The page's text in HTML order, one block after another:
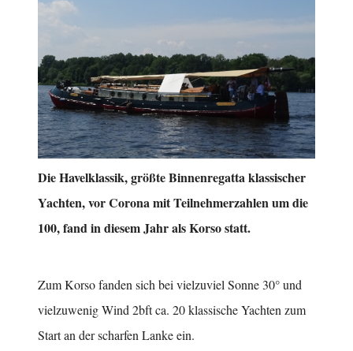
Die Havelklassik, größte Binnenregatta klassischer
Yachten, vor Corona mit Teilnehmerzahlen um die
100, fand in diesem Jahr als Korso statt.
Zum Korso fanden sich bei vielzuviel Sonne 30° und
vielzuwenig Wind 2bft ca. 20 klassische Yachten zum
Start an der scharfen Lanke ein.